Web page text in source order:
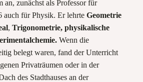
an, zunächst als Professor für
auch für Physik. Er lehrte Geometrie
, Trigonometrie, physikalische
Wenn die
belegt waren, fand der Unterricht
Privaträumen oder in der
des Stadthauses an der